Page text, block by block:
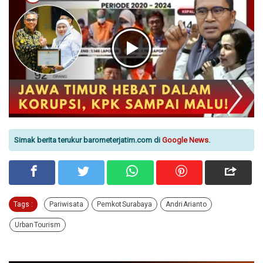
Simak berita terukur barometerjatim.com di Google News.
Tags : Pariwisata Pemkot Surabaya Andri Arianto
Urban Tourism